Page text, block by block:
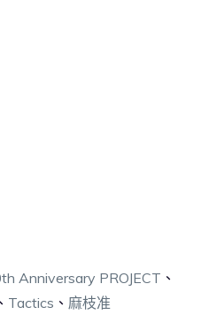
Anniversary PROJECT 、
、 Tactics 、 麻枝准